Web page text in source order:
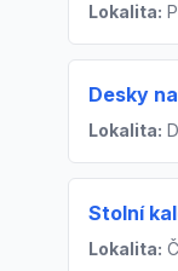
Lokalita:
Desky
Lokalita:
Stolní
Lokalita: